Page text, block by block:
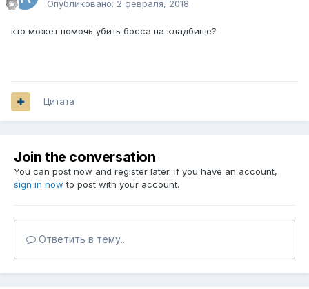
Опубликовано: 2 февраля, 2018
кто может помочь убить босса на кладбище?
Цитата
Join the conversation
You can post now and register later. If you have an account,
sign in now to post with your account.
Ответить в тему...